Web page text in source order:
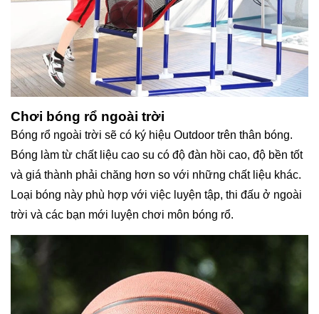
Chơi bóng rổ ngoài trời
Bóng rổ ngoài trời sẽ có ký hiệu Outdoor trên thân bóng.
Bóng làm từ chất liệu cao su có độ đàn hồi cao, độ bền tốt
và giá thành phải chăng hơn so với những chất liệu khác.
Loại bóng này phù hợp với việc luyện tập, thi đấu ở ngoài
trời và các bạn mới luyện chơi môn bóng rổ.